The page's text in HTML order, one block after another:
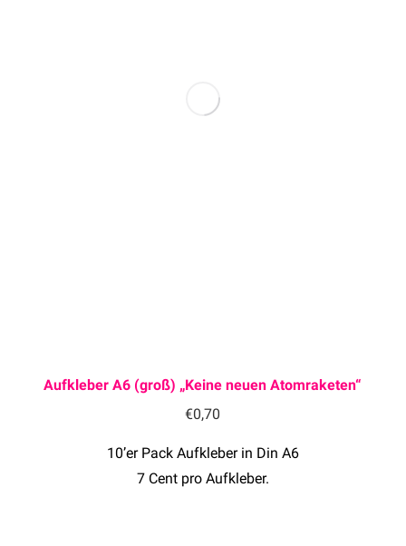
Aufkleber A6 (groß) „Keine neuen Atomraketen“
€0,70
10’er Pack Aufkleber in Din A6
7 Cent pro Aufkleber.